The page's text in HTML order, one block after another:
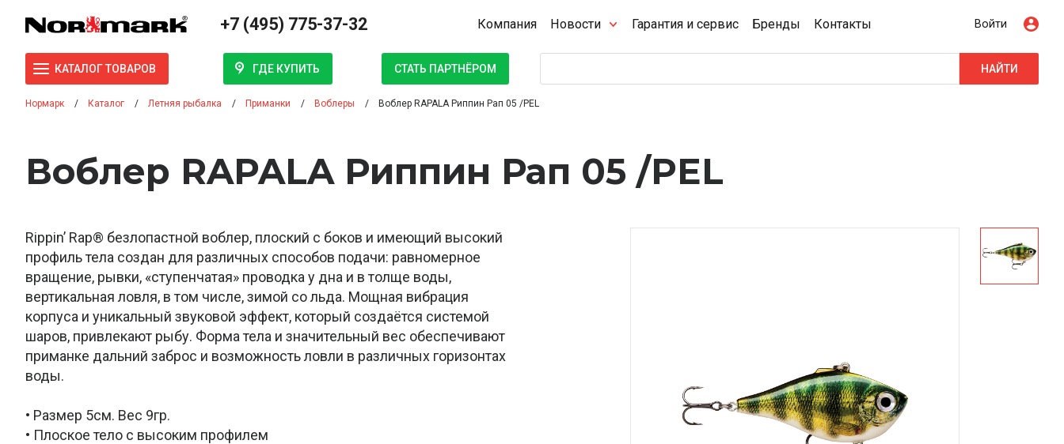
+7 (495) 775-37-32 Компания Новости Гарантия и сервис Бренды Контакты Войти
КАТАЛОГ ТОВАРОВ ГДЕ КУПИТЬ СТАТЬ ПАРТНЁРОМ НАЙТИ
Нормарк Каталог Летняя рыбалка Приманки Воблеры Воблер RAPALA Риппин Рап 05 /PEL
Воблер RAPALA Риппин Рап 05 /PEL
Rippin’ Rap® безлопастной воблер, плоский с боков и имеющий высокий
профиль тела создан для различных способов подачи: равномерное
вращение, рывки, «ступенчатая» проводка у дна и в толще воды,
вертикальная ловля, в том числе, зимой со льда. Мощная вибрация
корпуса и уникальный звуковой эффект, который создаётся системой
шаров, привлекают рыбу. Форма тела и значительный вес обеспечивают
приманке дальний заброс и возможность ловли в различных горизонтах
воды.
• Размер 5см. Вес 9гр.
• Плоское тело с высоким профилем